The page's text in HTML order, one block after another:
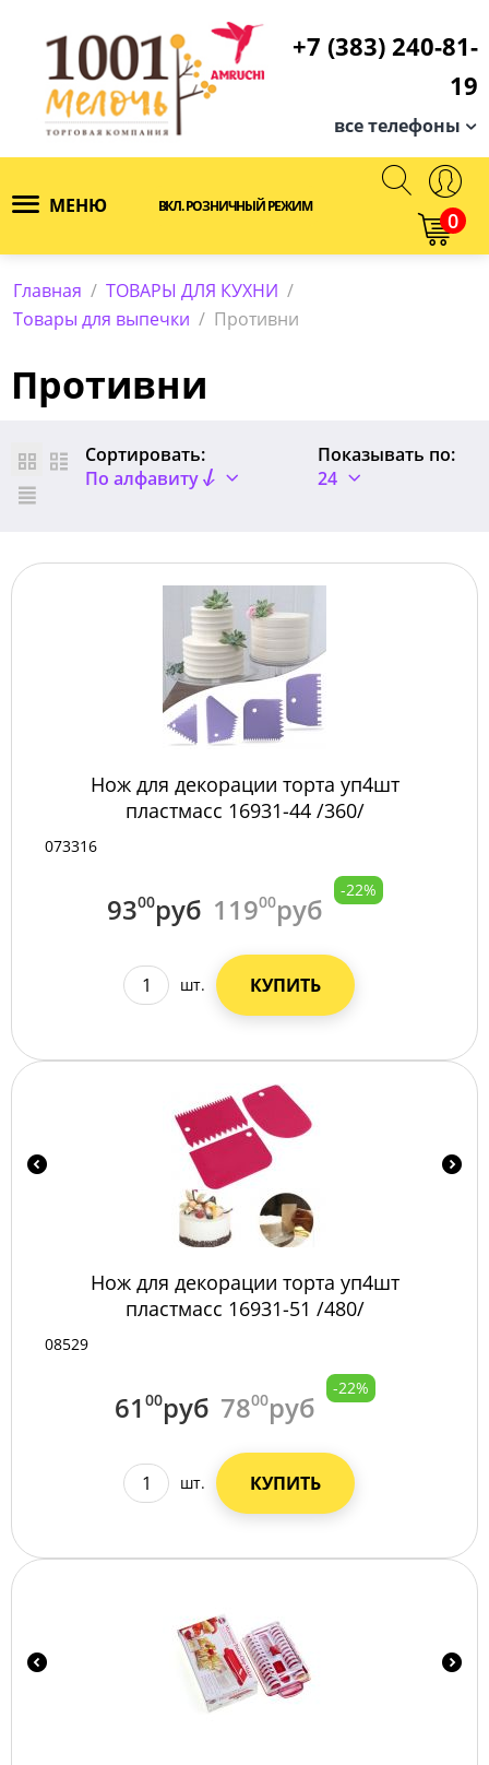
+7 (383) 240-81-
19
все телефоны
МЕНЮ ВКЛ. РОЗНИЧНЫЙ РЕЖИМ
0
Главная / ТОВАРЫ ДЛЯ КУХНИ /
Товары для выпечки / Противни
Противни
Сортировать:
По алфавиту
Показывать по:
24
Нож для декорации торта уп4шт
пластмасс 16931-44 /360/
073316
9300руб 11900руб
-22%
шт. КУПИТЬ
Нож для декорации торта уп4шт
пластмасс 16931-51 /480/
08529
61 00руб 7800руб
-22%
шт. КУПИТЬ